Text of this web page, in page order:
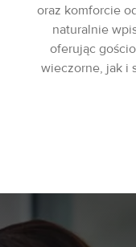
oraz komforcie
naturalnie
oferując
wieczorne, jak i